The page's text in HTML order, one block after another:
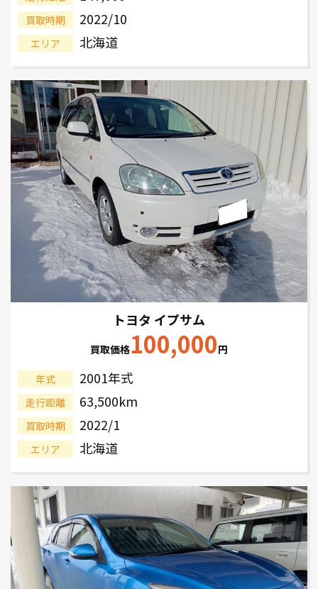
買取時期 2022/10
エリア 北海道
トヨタ イプサム
買取価格100,000円
年式 2001年式
走行距離 63,500km
買取時期 2022/1
エリア 北海道